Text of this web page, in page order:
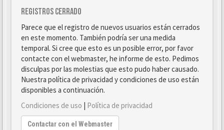
Registros cerrado
Parece que el registro de nuevos usuarios están cerrados
en este momento. También podría ser una medida
temporal. Si cree que esto es un posible error, por favor
contacte con el webmaster, he informe de esto. Pedimos
disculpas por las molestias que esto pudo haber causado.
Nuestra política de privacidad y condiciones de uso están
disponibles a continuación.
Condiciones de uso | Política de privacidad
Contactar con el Webmaster